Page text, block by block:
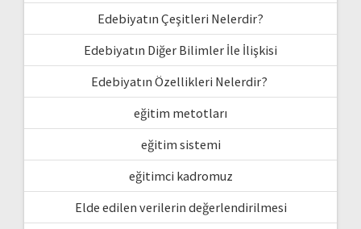
Edebiyatın Çeşitleri Nelerdir?
Edebiyatın Diğer Bilimler İle İlişkisi
Edebiyatın Özellikleri Nelerdir?
eğitim metotları
eğitim sistemi
eğitimci kadromuz
Elde edilen verilerin değerlendirilmesi